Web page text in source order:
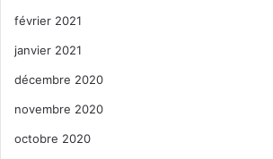
février 2021
janvier 2021
décembre 2020
novembre 2020
octobre 2020